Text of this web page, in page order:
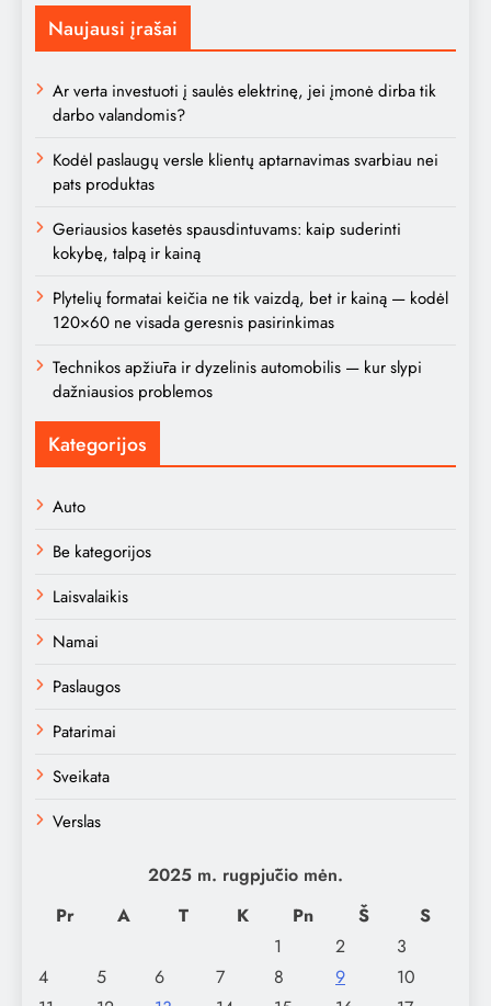
Naujausi įrašai
Ar verta investuoti į saulės elektrinę, jei įmonė dirba tik
darbo valandomis?
Kodėl paslaugų versle klientų aptarnavimas svarbiau nei
pats produktas
Geriausios kasetės spausdintuvams: kaip suderinti
kokybę, talpą ir kainą
Plytelių formatai keičia ne tik vaizdą, bet ir kainą — kodėl
120×60 ne visada geresnis pasirinkimas
Technikos apžiūra ir dyzelinis automobilis — kur slypi
dažniausios problemos
Kategorijos
Auto
Be kategorijos
Laisvalaikis
Namai
Paslaugos
Patarimai
Sveikata
Verslas
2025 m. rugpjūčio mėn.
Pr
A T K Pn Š
S
1
2
3
4
5 6 7 8 9
10